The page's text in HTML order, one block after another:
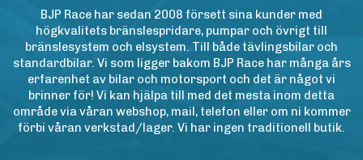
BJP Race har sedan 2008 försett sina kunder med
högkvalitets bränslespridare, pumpar och övrigt till
bränslesystem och elsystem. Till både tävlingsbilar och
standardbilar. Vi som ligger bakom BJP Race har många års
erfarenhet av bilar och motorsport och det är något vi
brinner för! Vi kan hjälpa till med det mesta inom detta
område via våran webshop, mail, telefon eller om ni kommer
förbi våran verkstad/lager. Vi har ingen traditionell butik.